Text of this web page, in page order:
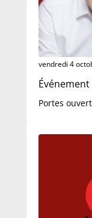
vendredi 4
Portes